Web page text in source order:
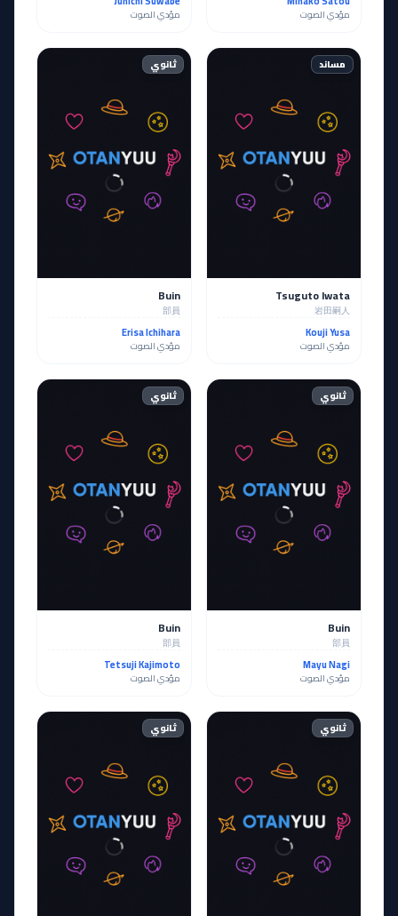
مؤدي الصوت مؤدي الصوت
مساند
Tsuguto Iwata
岩田嗣人
Kouji Yusa
مؤدي الصوت
ثانوي
Buin
部員
Erisa Ichihara
مؤدي الصوت
ثانوي
Buin
部員
Mayu Nagi
مؤدي الصوت
ثانوي
Buin
部員
Tetsuji Kajimoto
مؤدي الصوت
ثانوي ثانوي